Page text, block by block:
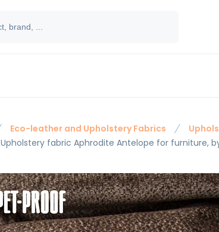
Eco-leather and Upholstery Fabrics
Upholstery fabric Aphrodite Antelope for furniture,